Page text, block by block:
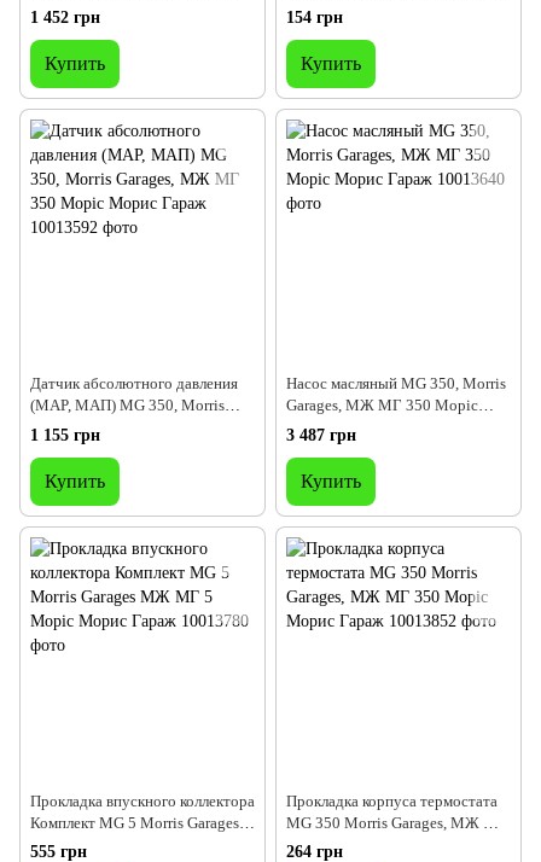
Моріс Морис Гараж
1 452 грн
Купить
МЖ МГ 350 Моріс Морис
Гараж
154 грн
Купить
Датчик абсолютного давления
(MAP, МАП) MG 350, Morris
Garages, МЖ МГ 350 Моріс
Морис Гараж
1 155 грн
Купить
Насос масляный MG 350, Morris
Garages, МЖ МГ 350 Моріс
Морис Гараж
3 487 грн
Купить
Прокладка впускного коллектора
Комплект MG 5 Morris Garages
МЖ МГ 5 Моріс Морис Гараж
555 грн
Прокладка корпуса термостата
MG 350 Morris Garages, МЖ МГ
350 Моріс Морис Гараж
264 грн